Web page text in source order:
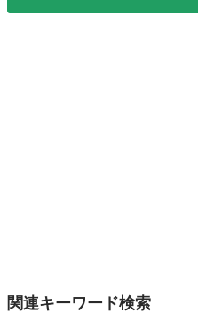
関連キーワード検索